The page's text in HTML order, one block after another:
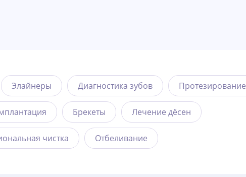
Элайнеры Диагностика зубов Протезирование
Брекеты Лечение дёсен
чистка Отбеливание